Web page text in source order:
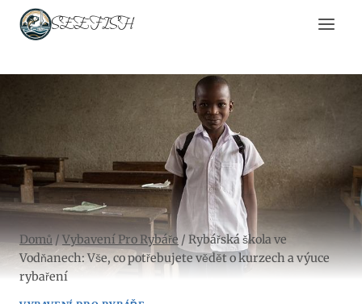
Přeskočit
SEEFISH
Domů / Vybavení Pro Rybáře / Rybářská škola ve
Vodňanech: Vše, co potřebujete vědět o kurzech a výuce
rybaření